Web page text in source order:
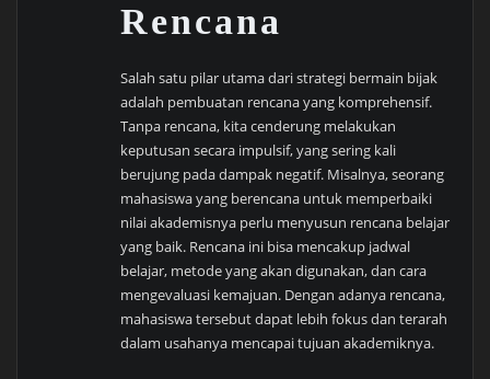
Rencana
Salah satu pilar utama dari strategi bermain bijak
adalah pembuatan rencana yang komprehensif.
Tanpa rencana, kita cenderung melakukan
keputusan secara impulsif, yang sering kali
berujung pada dampak negatif. Misalnya, seorang
mahasiswa yang berencana untuk memperbaiki
nilai akademisnya perlu menyusun rencana belajar
yang baik. Rencana ini bisa mencakup jadwal
belajar, metode yang akan digunakan, dan cara
mengevaluasi kemajuan. Dengan adanya rencana,
mahasiswa tersebut dapat lebih fokus dan terarah
dalam usahanya mencapai tujuan akademiknya.